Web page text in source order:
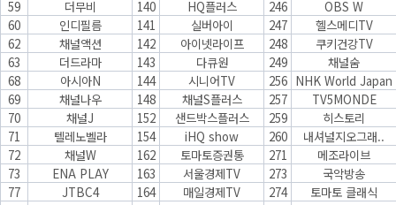
59
더무비 140 HQ플러스 246
OBS W
60
인디필름 141 실버아이 247
헬스메디TV
62
채널액션 142 아이넷라이프 248
쿠키건강TV
63
더드라마 143 다큐원 249
채널숨
68
아시아N 144 시니어TV 256 NHK World Japan
69
채널나우 148 채널S플러스 257
TV5MONDE
70
채널J 152 샌드박스플러스 259
히스토리
71
텔레노벨라 154 iHQ show 260
내셔널지오그래..
72
채널W 162 토마토증권통 271
메조라이브
73
ENA PLAY 163 서울경제TV 273
국악방송
77
JTBC4 164 매일경제TV 274
토마토 클래식